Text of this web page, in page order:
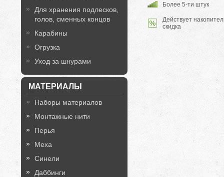
Для хранения подлесков,
голов, сменных концов
Карабины
Огрузка
Уход за шнурами
МАТЕРИАЛЫ
Наборы материалов
Монтажные нити
Перья
Меха
Синели
Даббинги
Более 5-ти штук
Действует
скидка